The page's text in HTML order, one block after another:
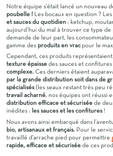
Notre équipe s’était lancé un nouveau
poubelle ! Les bocaux en question ?
et sauces du quotidien : ketchup,
aujourd’hui du mal à trouver ce type
demande de leur part, les
gamme des produits en vrac pour le
Cependant, ces produits représentaient
texture épaisse des sauces et
complexe. Ces derniers étaient
par la grande distribution soit dans de
spécialisés(les seaux restant très peu
travail acharné, nos équipes ont réussi
distribution efficace et sécurisée de
inédites : les sauces et les confitures!
Nous avons ainsi embarqué dans
bio, artisanaux et français. Pour le
travaillé d’arrache pied pour permettre
rapide, efficace et sécurisée de ces